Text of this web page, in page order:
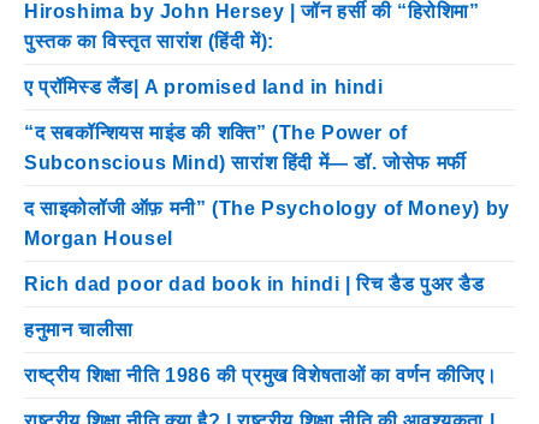
Hiroshima by John Hersey | जॉन हर्सी की “हिरोशिमा”
पुस्तक का विस्तृत सारांश (हिंदी में):
ए प्रॉमिस्ड लैंड| A promised land in hindi
“द सबकॉन्शियस माइंड की शक्ति” (The Power of
Subconscious Mind) सारांश हिंदी में— डॉ. जोसेफ मर्फी
द साइकोलॉजी ऑफ़ मनी” (The Psychology of Money) by
Morgan Housel
Rich dad poor dad book in hindi | रिच डैड पुअर डैड
हनुमान चालीसा
राष्ट्रीय शिक्षा नीति 1986 की प्रमुख विशेषताओं का वर्णन कीजिए।